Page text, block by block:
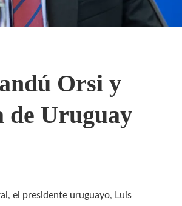
Orsi y
de Uruguay
el presidente uruguayo, Luis